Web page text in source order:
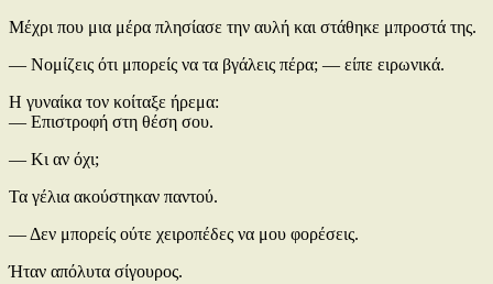
Μέχρι που μια μέρα πλησίασε την αυλή και στάθηκε μπροστά της.
— Νομίζεις ότι μπορείς να τα βγάλεις πέρα; — είπε ειρωνικά.
Η γυναίκα τον κοίταξε ήρεμα:
— Επιστροφή στη θέση σου.
— Κι αν όχι;
Τα γέλια ακούστηκαν παντού.
— Δεν μπορείς ούτε χειροπέδες να μου φορέσεις.
Ήταν απόλυτα σίγουρος.